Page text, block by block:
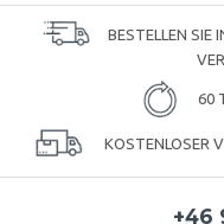
BESTELLEN SIE
60
KOSTENLOSER
+46